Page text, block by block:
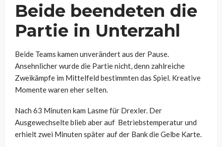
Beide beendeten die
Partie in Unterzahl
Beide Teams kamen unverändert aus der Pause.
Ansehnlicher wurde die Partie nicht, denn zahlreiche
Zweikämpfe im Mittelfeld bestimmten das Spiel. Kreative
Momente waren eher selten.
Nach 63 Minuten kam Lasme für Drexler. Der
Ausgewechselte blieb aber auf Betriebstemperatur und
erhielt zwei Minuten später auf der Bank die Gelbe Karte.